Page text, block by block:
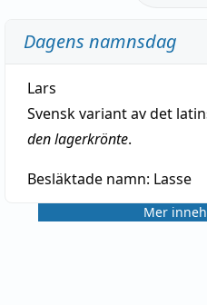
Dagens namnsdag
Lars
Svensk variant av det
den lagerkrönte.
Besläktade namn: Lasse
Mer